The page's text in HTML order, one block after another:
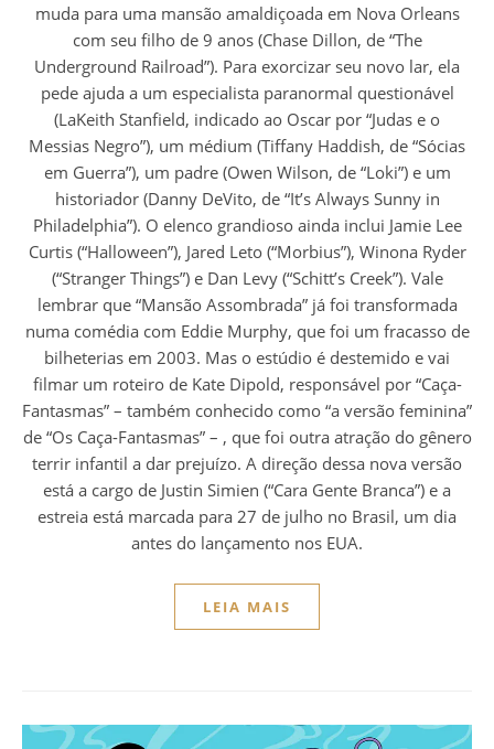
muda para uma mansão amaldiçoada em Nova Orleans
com seu filho de 9 anos (Chase Dillon, de “The
Underground Railroad”). Para exorcizar seu novo lar, ela
pede ajuda a um especialista paranormal questionável
(LaKeith Stanfield, indicado ao Oscar por “Judas e o
Messias Negro”), um médium (Tiffany Haddish, de “Sócias
em Guerra”), um padre (Owen Wilson, de “Loki”) e um
historiador (Danny DeVito, de “It’s Always Sunny in
Philadelphia”). O elenco grandioso ainda inclui Jamie Lee
Curtis (“Halloween”), Jared Leto (“Morbius”), Winona Ryder
(“Stranger Things”) e Dan Levy (“Schitt’s Creek”). Vale
lembrar que “Mansão Assombrada” já foi transformada
numa comédia com Eddie Murphy, que foi um fracasso de
bilheterias em 2003. Mas o estúdio é destemido e vai
filmar um roteiro de Kate Dipold, responsável por “Caça-
Fantasmas” – também conhecido como “a versão feminina”
de “Os Caça-Fantasmas” – , que foi outra atração do gênero
terrir infantil a dar prejuízo. A direção dessa nova versão
está a cargo de Justin Simien (“Cara Gente Branca”) e a
estreia está marcada para 27 de julho no Brasil, um dia
antes do lançamento nos EUA.
LEIA MAIS